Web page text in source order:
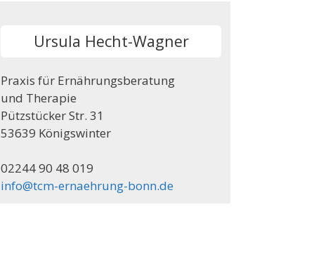
Ursula Hecht-Wagner
Praxis für Ernährungsberatung
und Therapie
Pützstücker Str. 31
53639 Königswinter
02244 90 48 019
info@tcm-ernaehrung-bonn.de